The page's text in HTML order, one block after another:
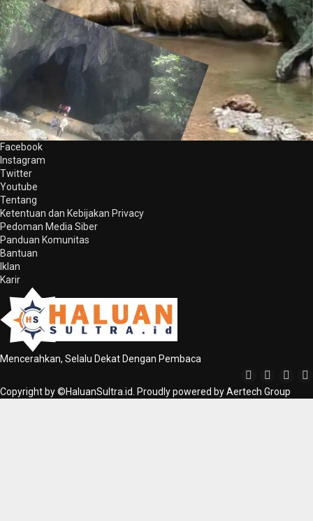
Facebook
Instagram
Twitter
Youtube
Tentang
Ketentuan dan Kebijakan Privacy
Pedoman Media Siber
Panduan Komunitas
Bantuan
Iklan
Karir
Mencerahkan, Selalu Dekat Dengan Pembaca
Copyright by ©HaluanSultra.id. Proudly powered by Aertech Group